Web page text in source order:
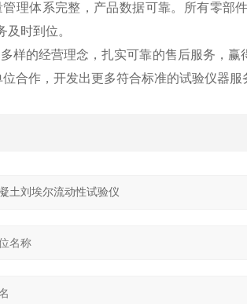
理体系完整，产品数据可靠。所有零部
时到位。
样的经营理念，扎实可靠的售后服务，
合作，开发出更多符合标准的试验仪器服